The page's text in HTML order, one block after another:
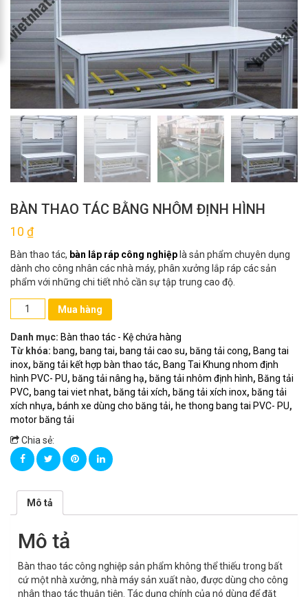
BÀN THAO TÁC BẰNG NHÔM ĐỊNH HÌNH
10 ₫
Bàn thao tác, bàn lắp ráp công nghiệp là sản phẩm chuyên dụng
dành cho công nhân các nhà máy, phân xưởng lắp ráp các sản
phẩm với những chi tiết nhỏ cần sự tập trung cao độ.
Bàn
thao
tác
bằng
Nhôm
định
hình
số
lượng
Mua hàng
Danh mục: Bàn thao tác - Kệ chứa hàng
Từ khóa: bang, bang tai, bang tải cao su, băng tải cong, Bang tai
inox, băng tải kết hợp bàn thao tác, Bang Tai Khung nhom định
hình PVC- PU, băng tải nâng hạ, băng tải nhôm định hình, Băng tải
PVC, bang tai viet nhat, băng tải xích, băng tải xích inox, băng tải
xích nhựa, bánh xe dùng cho băng tải, he thong bang tai PVC- PU,
motor băng tải
Chia sẻ:
Mô tả
Mô tả
Bàn thao tác công nghiệp sản phẩm không thể thiếu trong bất
cứ một nhà xưởng, nhà máy sản xuất nào, được dùng cho công
nhân thao tác thuận tiện. Tác dụng chính của nó dùng để đặt